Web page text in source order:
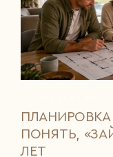
ПОНЯТЬ,
ЛЕТ